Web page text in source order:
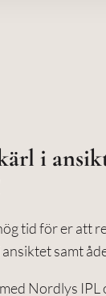
i
tid för er att
samt
Nordlys IPL